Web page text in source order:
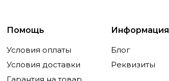
Помощь
Условия оплаты
Условия доставки
Информация
Блог
Реквизиты